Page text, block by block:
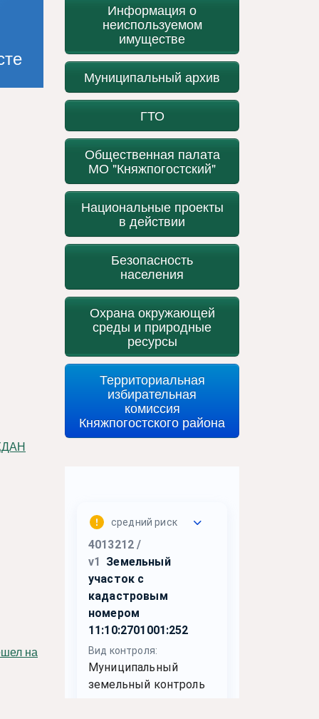
Информация о
неиспользуемом
имуществе
Муниципальный архив
ГТО
Общественная палата
МО "Княжпогостский"
Национальные проекты
в действии
Безопасность
населения
Охрана окружающей
среды и природные
ресурсы
Территориальная
избирательная
комиссия
Княжпогостского района